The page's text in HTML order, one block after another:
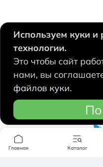
Компания
Используем куки и
технологии.
Это чтобы сайт
нами, вы
файлов куки.
Главная Каталог